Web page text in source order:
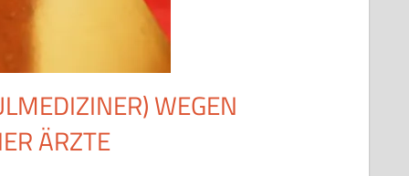
WEGEN
ÄRZTE